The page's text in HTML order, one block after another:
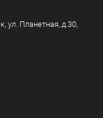
ул. Планетная, д.30,